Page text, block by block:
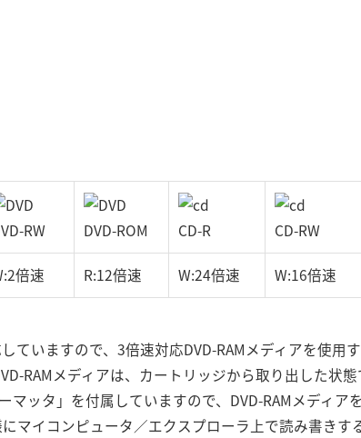
RW DVD-ROM CD-R CD-RW
倍速 R:12倍速 W:24倍速 W:16倍速
していますので、3倍速対応DVD-RAMメディアを使用
RAMメディアは、カートリッジから取り出した状
ッタ」を付属していますので、DVD-RAMメディア
マイコンピュータ／エクスプローラ上で読み書きす